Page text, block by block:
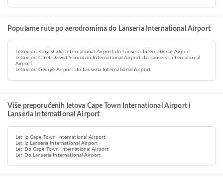
Popularne rute po aerodromima do Lanseria International Airport
Letovi od King Shaka International Airport do Lanseria International Airport
Letovi od Chief Dawid Stuurman International Airport do Lanseria International
Airport
Letovi od George Airport do Lanseria International Airport
Više preporučenih letova Cape Town International Airport i
Lanseria International Airport
Let Iz Cape Town International Airport
Let Iz Lanseria International Airport
Let Do Cape Town International Airport
Let Do Lanseria International Airport